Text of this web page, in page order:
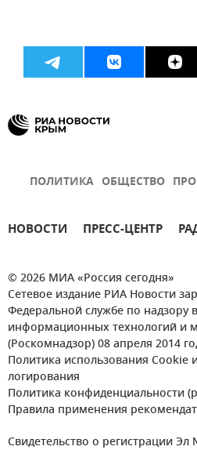
ПОЛИТИКА ОБЩЕСТВО
НОВОСТИ ПРЕСС-ЦЕНТР
© 2026 МИА «Россия сегодня»
Сетевое издание РИА Новости
Федеральной службе по надзору
информационных технологий и
(Роскомнадзор) 08 апреля 2014
Политика использования Cookie
логирования
Политика конфиденциальности
Правила применения
Свидетельство о регистрации